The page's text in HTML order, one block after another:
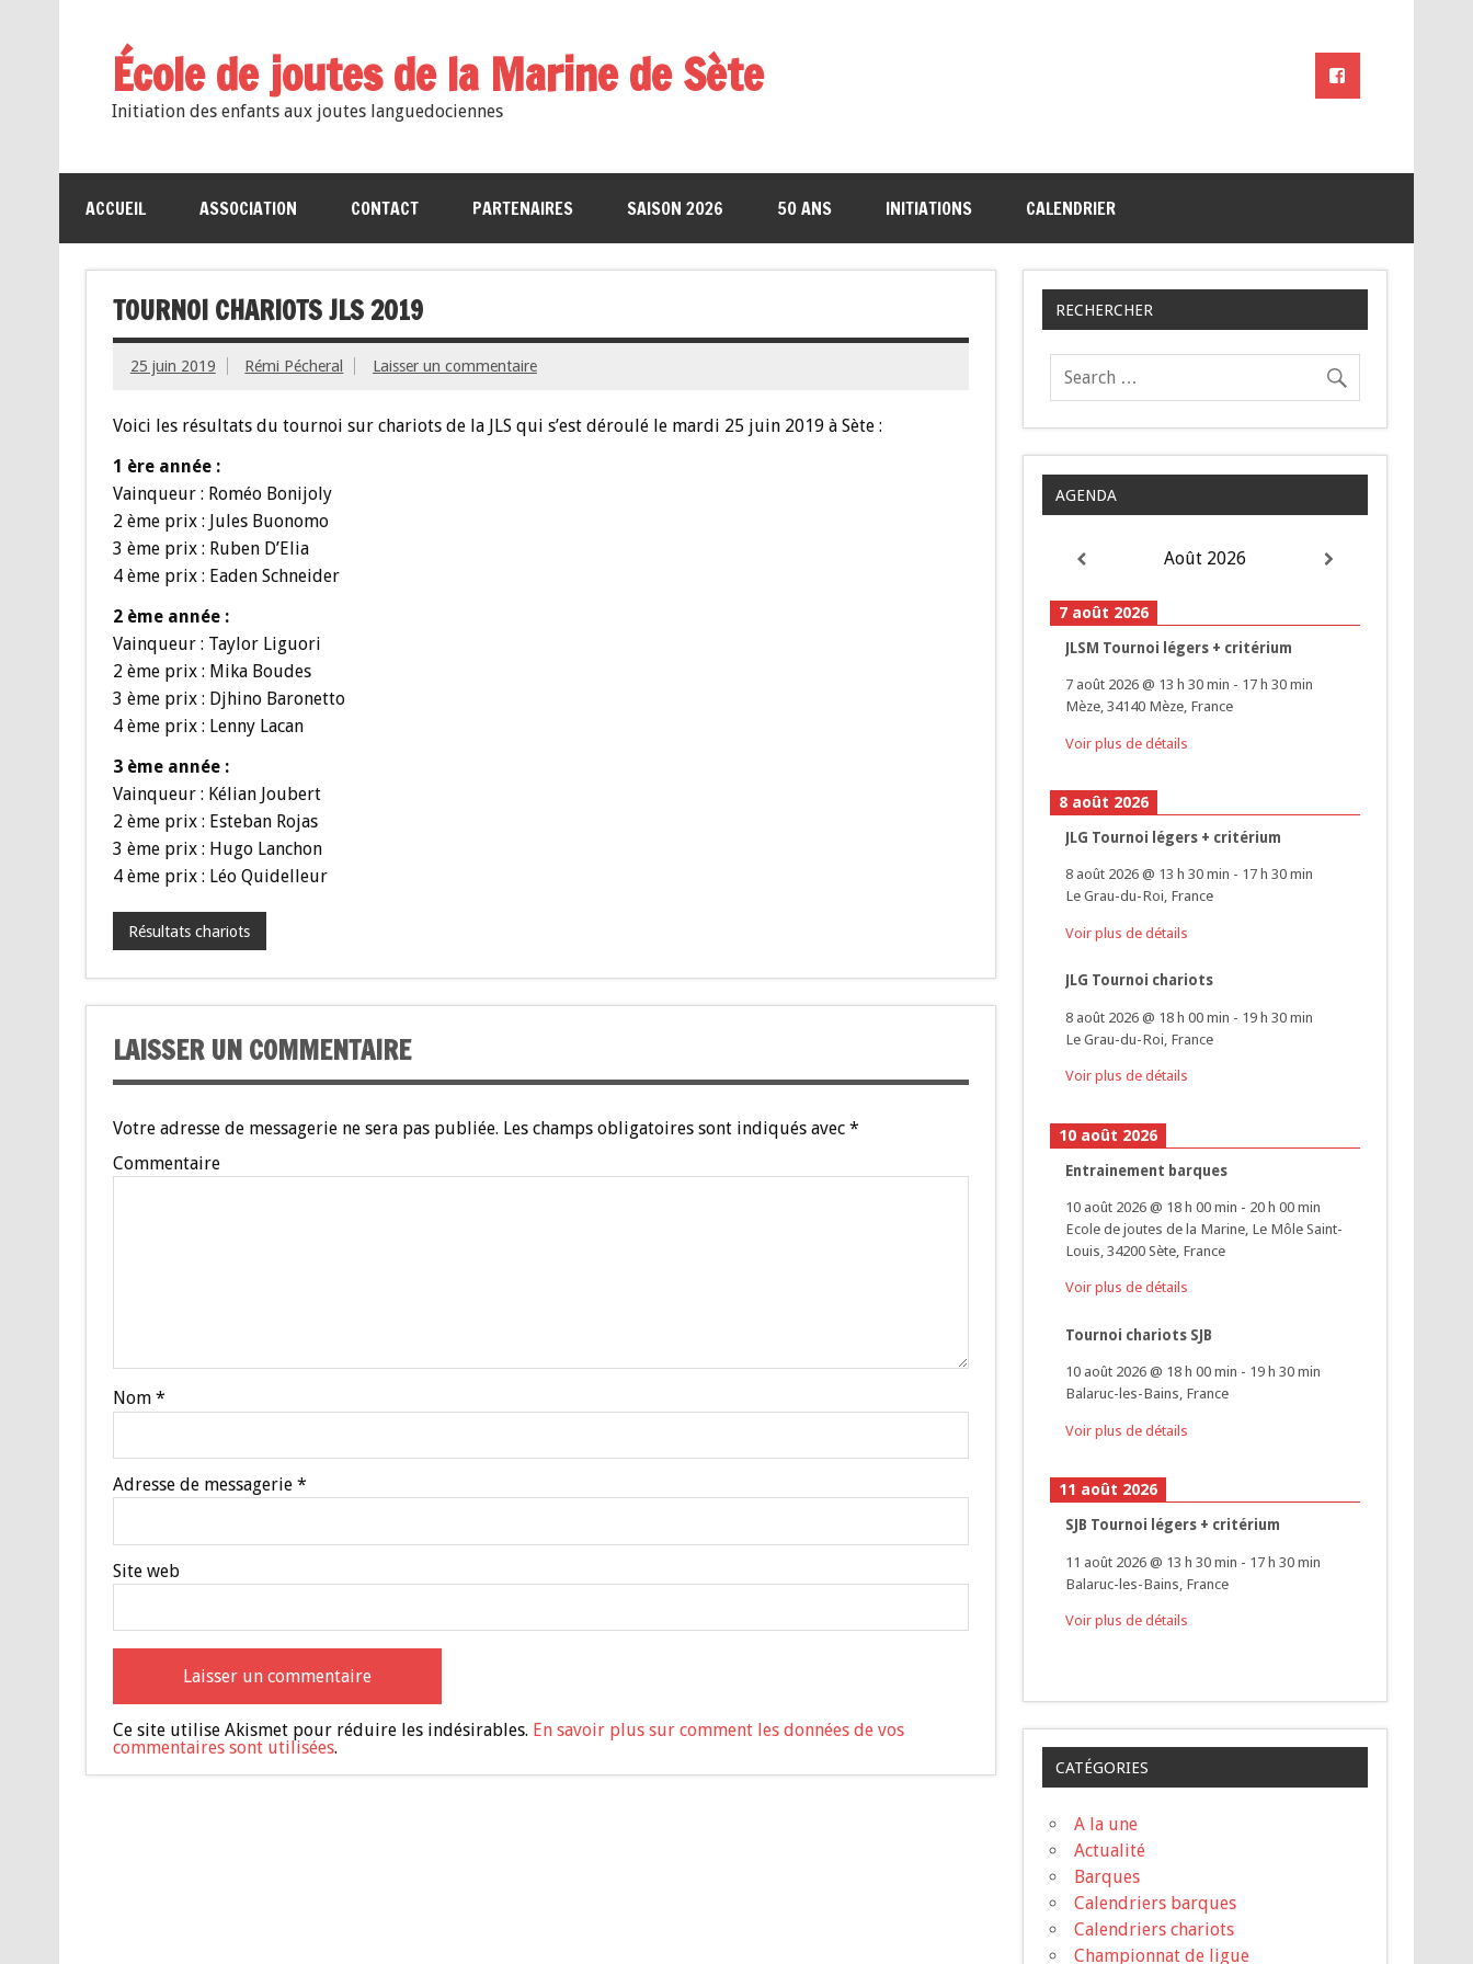
École de joutes de la Marine de Sète
Initiation des enfants aux joutes languedociennes
ACCUEIL ASSOCIATION CONTACT PARTENAIRES SAISON 2026 50 ANS INITIATIONS CALENDRIER
TOURNOI CHARIOTS JLS 2019
25 juin 2019 Rémi Pécheral Laisser un commentaire
Voici les résultats du tournoi sur chariots de la JLS qui s’est déroulé le mardi 25 juin 2019 à Sète :
1 ère année :
Vainqueur : Roméo Bonijoly
2 ème prix : Jules Buonomo
3 ème prix : Ruben D’Elia
4 ème prix : Eaden Schneider
2 ème année :
Vainqueur : Taylor Liguori
2 ème prix : Mika Boudes
3 ème prix : Djhino Baronetto
4 ème prix : Lenny Lacan
3 ème année :
Vainqueur : Kélian Joubert
2 ème prix : Esteban Rojas
3 ème prix : Hugo Lanchon
4 ème prix : Léo Quidelleur
Résultats chariots
LAISSER UN COMMENTAIRE
Votre adresse de messagerie ne sera pas publiée. Les champs obligatoires sont indiqués avec *
Commentaire
Nom *
Adresse de messagerie *
Site web
Ce site utilise Akismet pour réduire les indésirables. En savoir plus sur comment les données de vos
commentaires sont utilisées.
RECHERCHER
AGENDA
Août 2026
7 août 2026
JLSM Tournoi légers + critérium
7 août 2026@ 13 h 30 min - 17 h 30 min
Mèze, 34140 Mèze, France
Voir plus de détails
8 août 2026
JLG Tournoi légers + critérium
8 août 2026@ 13 h 30 min - 17 h 30 min
Le Grau-du-Roi, France
Voir plus de détails
JLG Tournoi chariots
8 août 2026@ 18 h 00 min - 19 h 30 min
Le Grau-du-Roi, France
Voir plus de détails
10 août 2026
Entrainement barques
10 août 2026@ 18 h 00 min - 20 h 00 min
Ecole de joutes de la Marine, Le Môle Saint-
Louis, 34200 Sète, France
Voir plus de détails
Tournoi chariots SJB
10 août 2026@ 18 h 00 min - 19 h 30 min
Balaruc-les-Bains, France
Voir plus de détails
11 août 2026
SJB Tournoi légers + critérium
11 août 2026@ 13 h 30 min - 17 h 30 min
Balaruc-les-Bains, France
Voir plus de détails
CATÉGORIES
A la une
Actualité
Barques
Calendriers barques
Calendriers chariots
Championnat de ligue